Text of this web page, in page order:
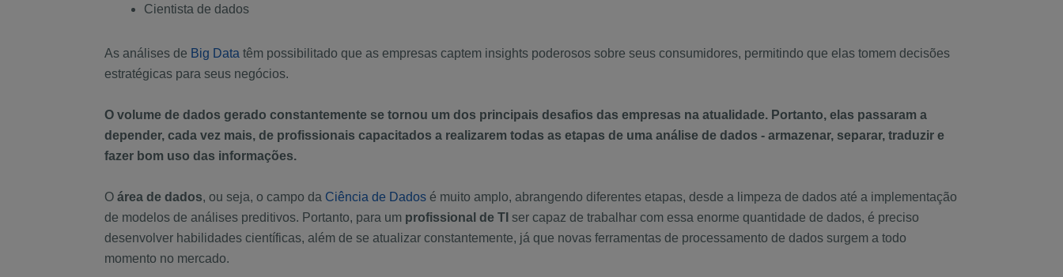
Cientista de dados
As análises de Big Data têm possibilitado que as empresas captem insights poderosos sobre seus consumidores, permitindo que elas tomem decisões
estratégicas para seus negócios.
O volume de dados gerado constantemente se tornou um dos principais desafios das empresas na atualidade. Portanto, elas passaram a
depender, cada vez mais, de profissionais capacitados a realizarem todas as etapas de uma análise de dados - armazenar, separar, traduzir e
fazer bom uso das informações.
O área de dados, ou seja, o campo da Ciência de Dados é muito amplo, abrangendo diferentes etapas, desde a limpeza de dados até a implementação
de modelos de análises preditivos. Portanto, para um profissional de TI ser capaz de trabalhar com essa enorme quantidade de dados, é preciso
desenvolver habilidades científicas, além de se atualizar constantemente, já que novas ferramentas de processamento de dados surgem a todo
momento no mercado.